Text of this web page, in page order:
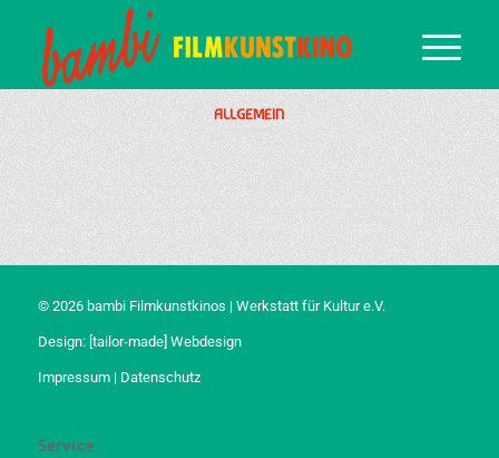
ALLGEMEIN
© 2026 bambi Filmkunstkinos | Werkstatt für Kultur e.V.
Design: [tailor-made] Webdesign
Impressum| Datenschutz
Service